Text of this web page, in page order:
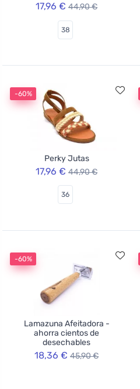
17,96 € 44,90 €
38
-60%
Perky Jutas
17,96 € 44,90 €
36
-60%
Lamazuna Afeitadora -
ahorra cientos de
desechables
18,36 € 45,90 €